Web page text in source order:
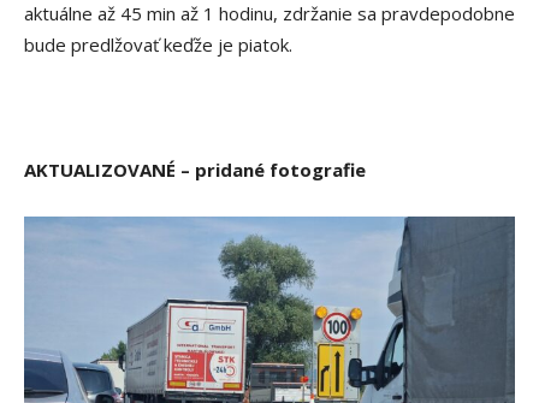
aktuálne až 45 min až 1 hodinu, zdržanie sa pravdepodobne
bude predlžovať keďže je piatok.
AKTUALIZOVANÉ – pridané fotografie